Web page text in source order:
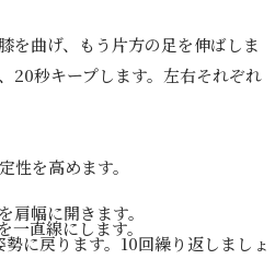
を曲げ、もう片方の足を伸ばしま
20秒キープします。左右それぞれ
性を高めます。
幅に開きます。
一直線にします。
に戻ります。10回繰り返しましょ